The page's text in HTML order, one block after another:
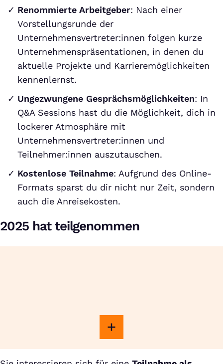
Renommierte Arbeitgeber: Nach einer
Vorstellungsrunde der
Unternehmensvertreter:innen folgen kurze
Unternehmenspräsentationen, in denen du
aktuelle Projekte und Karrieremöglichkeiten
kennenlernst.
Ungezwungene Gesprächsmöglichkeiten: In
Q&A Sessions hast du die Möglichkeit, dich in
lockerer Atmosphäre mit
Unternehmensvertreter:innen und
Teilnehmer:innen auszutauschen.
Kostenlose Teilnahme: Aufgrund des Online-
Formats sparst du dir nicht nur Zeit, sondern
auch die Anreisekosten.
2025 hat teilgenommen